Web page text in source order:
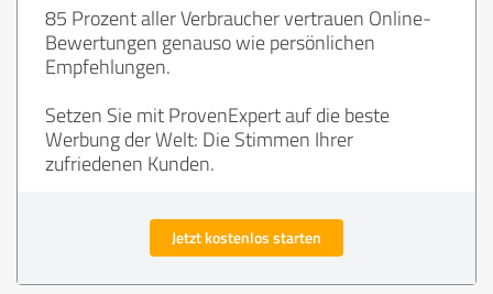
85 Prozent aller Verbraucher vertrauen Online-
Bewertungen genauso wie persönlichen
Empfehlungen.
Setzen Sie mit ProvenExpert auf die beste
Werbung der Welt: Die Stimmen Ihrer
zufriedenen Kunden.
Jetzt kostenlos starten